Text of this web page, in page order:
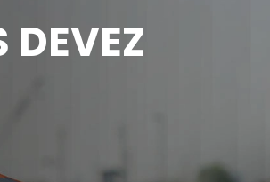
DEVEZ